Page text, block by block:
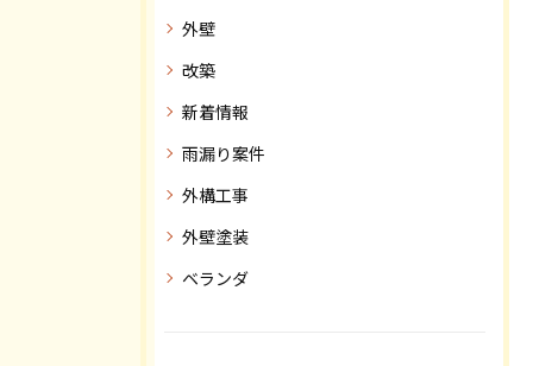
外壁
改築
新着情報
雨漏り案件
外構工事
外壁塗装
ベランダ